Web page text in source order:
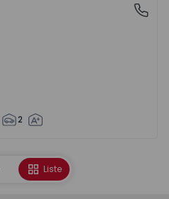
2
Liste